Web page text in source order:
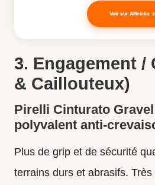
Voir sur Alltricks →
3. Engagement /
& Caillouteux)
Pirelli Cinturato
polyvalent anti-
Plus de grip et de sécurité
terrains durs et abrasifs. Très